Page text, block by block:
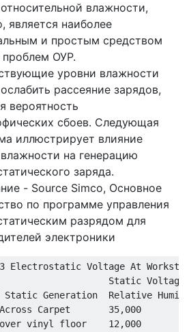
влажности,
является наиболее
и простым средством
ОУР.
уровни влажности
рассеяние зарядов,
вероятность
сбоев. Следующая
иллюстрирует влияние
на генерацию
заряда.
- Source Simco, Основное
по программе управления
разрядом для
электроники
3 Electrostatic Voltage At
Static
Static Generation  Relative
Across Carpet       35,000
over vinyl floor    12,000